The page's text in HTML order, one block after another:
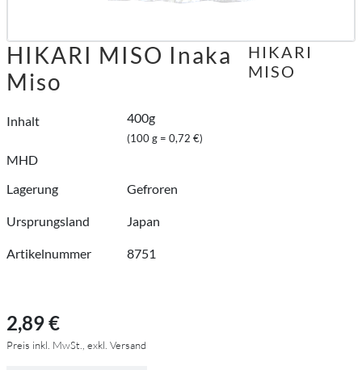
HIKARI MISO Inaka
Miso
Inhalt 400g
(100 g = 0,72 €)
MHD
Lagerung
Gefroren
Ursprungsland Japan
Artikelnummer 8751
HIKARI
MISO
2,89 €
Preis inkl. MwSt., exkl. Versand